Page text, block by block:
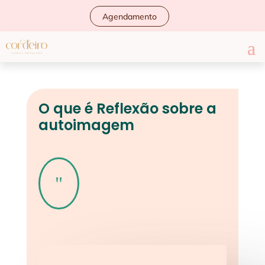
Agendamento
O que é Reflexão sobre a
autoimagem
"